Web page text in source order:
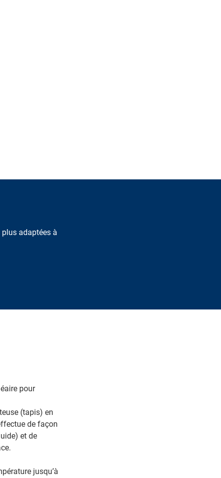
adaptées à
pour
(tapis) en
de façon
et de
jusqu’à